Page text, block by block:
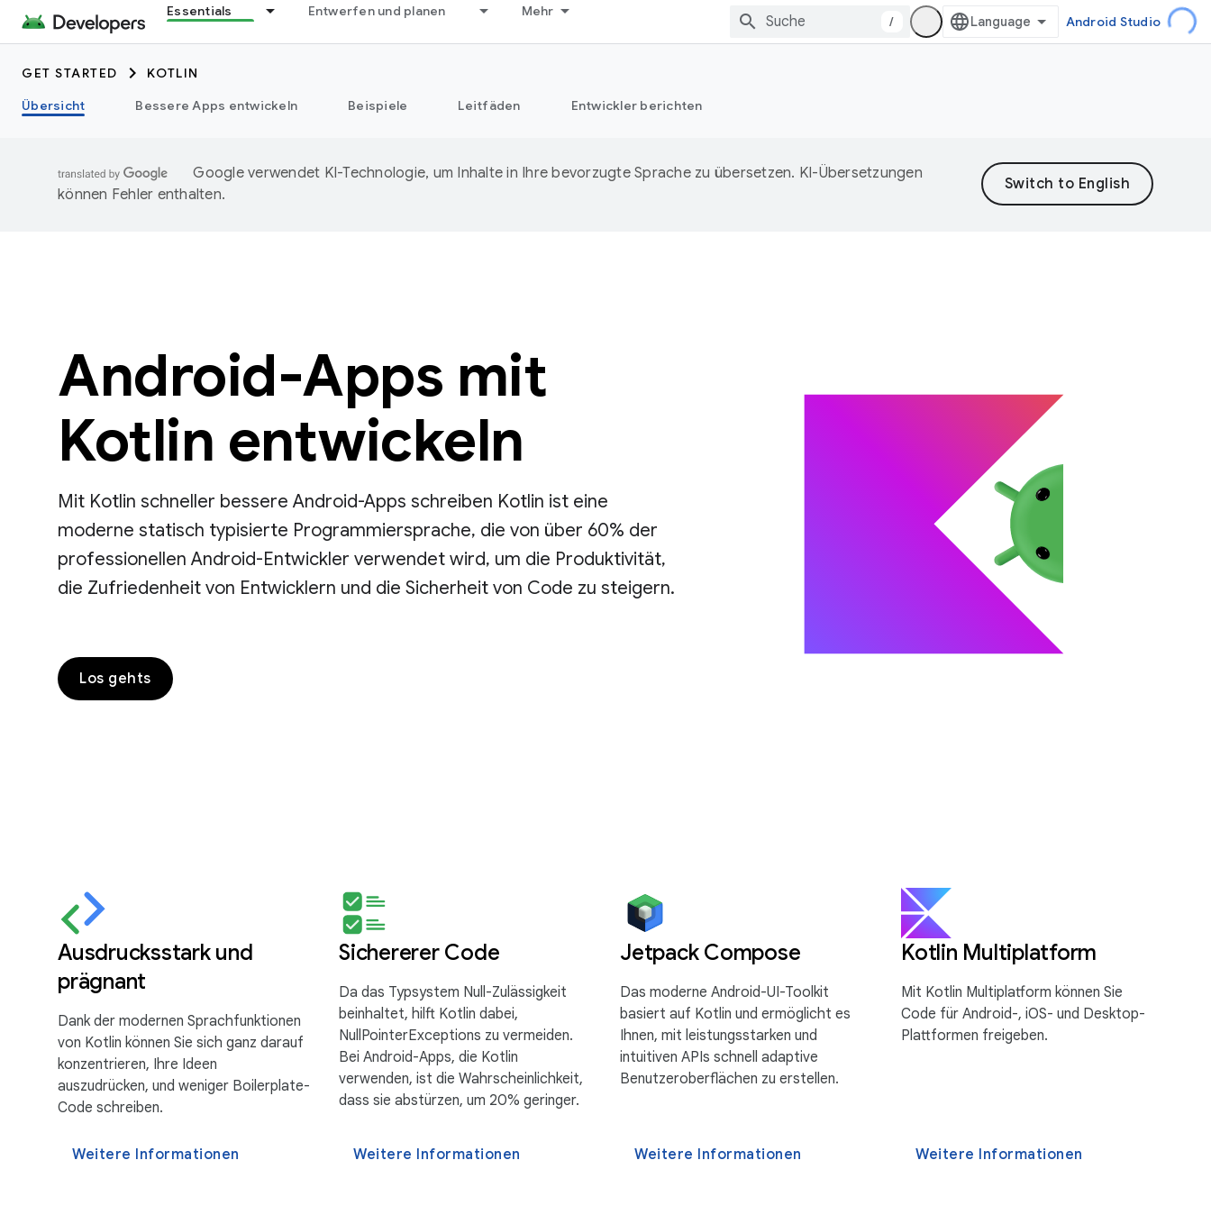
Essentials Entwerfen und planen Mehr
/ Android Studio
GET STARTED
KOTLIN
Übersicht
Bessere Apps entwickeln Beispiele Leitfäden Entwickler berichten
Google verwendet KI-Technologie, um Inhalte in Ihre bevorzugte Sprache zu übersetzen. KI-Übersetzungen
können Fehler enthalten.
Android-Apps mit
Kotlin entwickeln
Mit Kotlin schneller bessere Android-Apps schreiben Kotlin ist eine
moderne statisch typisierte Programmiersprache, die von über 60% der
professionellen Android-Entwickler verwendet wird, um die Produktivität,
die Zufriedenheit von Entwicklern und die Sicherheit von Code zu steigern.
Los gehts
Ausdrucksstark und
prägnant
Dank der modernen Sprachfunktionen
von Kotlin können Sie sich ganz darauf
konzentrieren, Ihre Ideen
auszudrücken, und weniger Boilerplate-
Code schreiben.
Weitere Informationen
Sichererer Code
Da das Typsystem Null-Zulässigkeit
beinhaltet, hilft Kotlin dabei,
NullPointerExceptions zu vermeiden.
Bei Android-Apps, die Kotlin
verwenden, ist die Wahrscheinlichkeit,
dass sie abstürzen, um 20% geringer.
Weitere Informationen
Jetpack Compose
Das moderne Android-UI-Toolkit
basiert auf Kotlin und ermöglicht es
Ihnen, mit leistungsstarken und
intuitiven APIs schnell adaptive
Benutzeroberflächen zu erstellen.
Weitere Informationen
Kotlin Multiplatform
Mit Kotlin Multiplatform können Sie
Code für Android-, iOS- und Desktop-
Plattformen freigeben.
Weitere Informationen